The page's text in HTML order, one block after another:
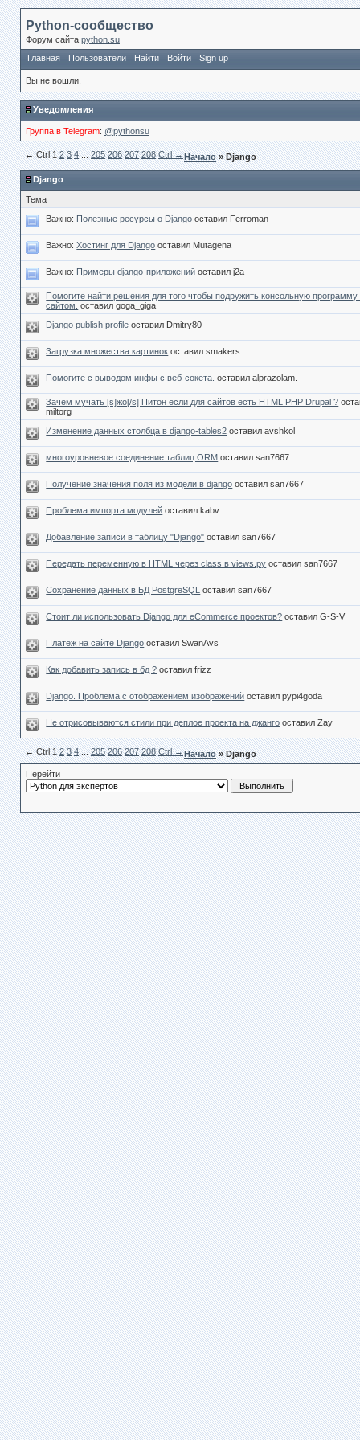
Python-сообщество
Форум сайта python.su
Главная
Пользователи Найти Войти Sign up
Вы не вошли.
Уведомления
Группа в Telegram: @pythonsu
← Сtrl 1 2 3 4...205 206 207 208 Ctrl →Начало » Django
Django
Тема
Важно: Полезные ресурсы о Django оставил Ferroman
Важно:Хостинг для Django оставил Mutagena
Важно: Примеры django-приложений оставил j2a
Помогите найти решения для того чтобы подружить консольную программу
сайтом.
оставил goga_giga
Django publish profile оставил Dmitry80
Загрузка множества картинок оставил smakers
Помогите с выводом инфы с веб-сокета. оставил alprazolam.
Зачем мучать [s]жо[/s] Питон если для сайтов есть HTML PHP Drupal ?
miltorg
Изменение данных столбца в django-tables2 оставил avshkol
многоуровневое соединение таблиц ORM оставил san7667
Получение значения поля из модели в django оставил san7667
Проблема импорта модулей оставил kabv
Добавление записи в таблицу "Django" оставил san7667
Передать переменную в HTML через class в views.py оставил san7667
Сохранение данных в БД PostgreSQL оставил san7667
Стоит ли использовать Django для eCommerce проектов? оставил G-S-V
Платеж на сайте Django оставил SwanAvs
Как добавить запись в бд ? оставил frizz
Django. Проблема с отображением изображений оставил pypi4goda
Не отрисовываются стили при деплое проекта на джанго оставил Zay
← Сtrl 1 2 3 4...205 206 207 208 Ctrl →Начало » Django
Перейти